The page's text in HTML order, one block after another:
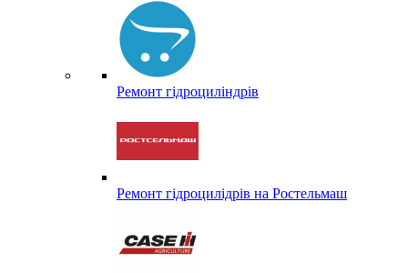
Ремонт гідроциліндрів
Ремонт гідроцилідрів на Ростельмаш